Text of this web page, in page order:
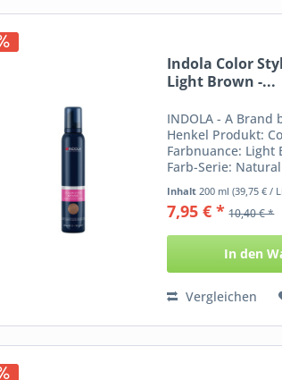
Indola Color
Light Brown -...
INDOLA - A Brand
Henkel Produkt:
Farbnuance:
Farb-Serie:
200 ml
Style Mousse von
Farbe und Styling
Inhalt200 ml(39,75 € /
7,95 € * 10,40 € *
In den
Vergleichen